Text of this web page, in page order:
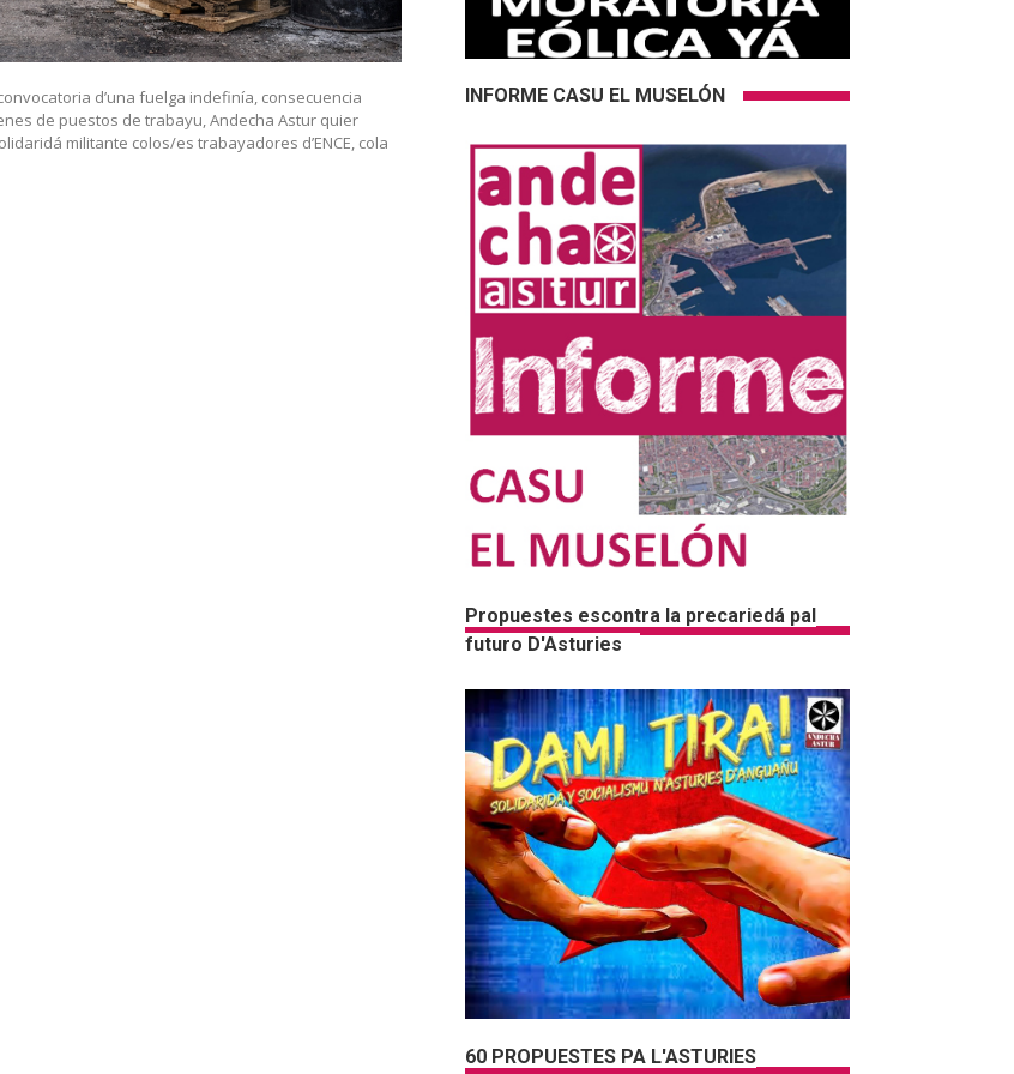
d’una fuelga indefinía, consecuencia
de puestos de trabayu, Andecha Astur quier
militante colos/es trabayadores d’ENCE, cola
INFORME CASU EL MUSELÓN
Propuestes escontra la precariedá pal
futuro D'Asturies
60 PROPUESTES PA L'ASTURIES